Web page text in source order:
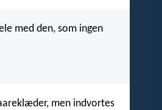
med den, som ingen
men indvortes